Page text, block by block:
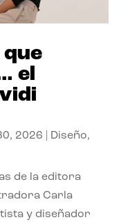
el
2026 Diseño,
de la editora
Carla
y diseñador